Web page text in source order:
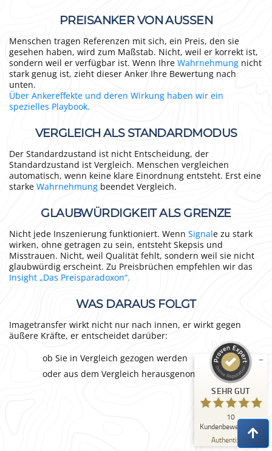
PREISANKER VON AUSSEN
Menschen tragen Referenzen mit sich, ein Preis, den sie
gesehen haben, wird zum Maßstab. Nicht, weil er korrekt ist,
sondern weil er verfügbar ist. Wenn Ihre Wahrnehmung nicht
stark genug ist, zieht dieser Anker Ihre Bewertung nach
unten.
Über Ankereffekte und deren Wirkung haben wir ein
spezielles Playbook.
VERGLEICH ALS STANDARDMODUS
Der Standardzustand ist nicht Entscheidung, der
Standardzustand ist Vergleich. Menschen vergleichen
automatisch, wenn keine klare Einordnung entsteht. Erst eine
starke Wahrnehmung beendet Vergleich.
GLAUBWÜRDIGKEIT ALS GRENZE
Nicht jede Inszenierung funktioniert. Wenn Signale zu stark
wirken, ohne getragen zu sein, entsteht Skepsis und
Misstrauen. Nicht, weil Qualität fehlt, sondern weil sie nicht
glaubwürdig erscheint. Zu Preisbrüchen empfehlen wir das
Insight „Das Preisparadoxon“.
WAS DARAUS FOLGT
Imagetransfer wirkt nicht nur nach innen, er wirkt gegen
äußere Kräfte, er entscheidet darüber:
ob Sie in Vergleich gezogen werden
oder aus dem Vergleich herausgenommen werde
SEHR GUT
10
Kundenbewertungen
Authentizität
100
%
Empfehlungen auf
ProvenExpert.com
SEHR GUT
10
Bewertungen auf ProvenExpert.com
Erfahren Sie mehr über dieses Bewertungssiegel
04.08.2026